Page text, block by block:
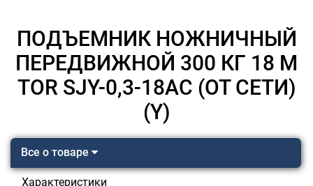
ПОДЪЕМНИК НОЖНИЧНЫЙ
ПЕРЕДВИЖНОЙ 300 КГ 18 М
TOR SJY-0,3-18AC (ОТ СЕТИ)
(Y)
Все о товаре
Характеристики